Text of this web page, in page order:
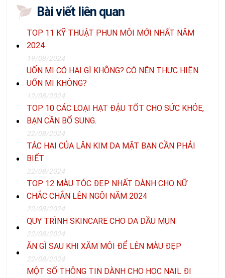
Bài viết liên quan
TOP 11 KỸ THUẬT PHUN MÔI MỚI NHẤT NĂM
2024
19/08/2024
UỐN MI CÓ HẠI GÌ KHÔNG? CÓ NÊN THỰC HIỆN
UỐN MI KHÔNG?
12/08/2024
TOP 10 CÁC LOẠI HẠT ĐẬU TỐT CHO SỨC KHỎE,
BẠN CẦN BỔ SUNG.
22/08/2024
TÁC HẠI CỦA LĂN KIM DA MẶT BẠN CẦN PHẢI
BIẾT
22/08/2024
TOP 12 MÀU TÓC ĐẸP NHẤT DÀNH CHO NỮ
CHẮC CHẮN LÊN NGÔI NĂM 2024
22/08/2024
QUY TRÌNH SKINCARE CHO DA DẦU MỤN
22/08/2024
ĂN GÌ SAU KHI XĂM MÔI ĐỂ LÊN MÀU ĐẸP
22/08/2024
MỘT SỐ THÔNG TIN DÀNH CHO HỌC NAIL ĐI